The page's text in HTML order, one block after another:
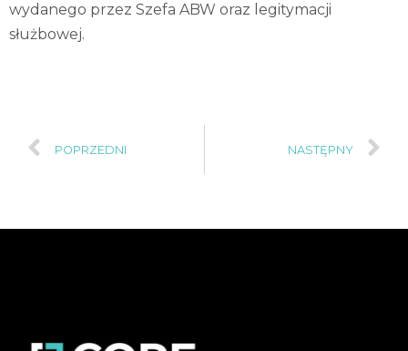
wydanego przez Szefa ABW oraz legitymacji
służbowej.
POPRZEDNI NASTĘPNY